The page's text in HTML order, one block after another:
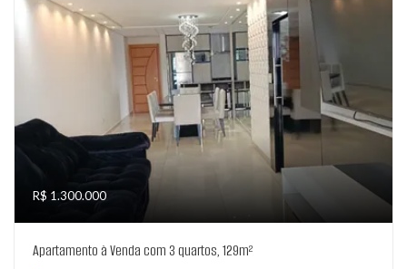
R$ 1.300.000
Apartamento à Venda com 3 quartos, 129m²